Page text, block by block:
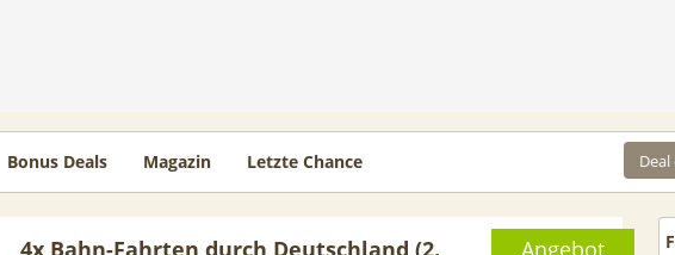
Bonus Deals Magazin Letzte Chance
Angebot
4x Bahn-Fahrten durch Deutschland (2.